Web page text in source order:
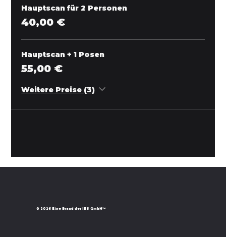
Hauptscan für 2 Personen
40,00 €
Hauptscan + 1 Posen
55,00 €
Weitere Preise (3)
© 2026 Eine Brand der IES GmbH™